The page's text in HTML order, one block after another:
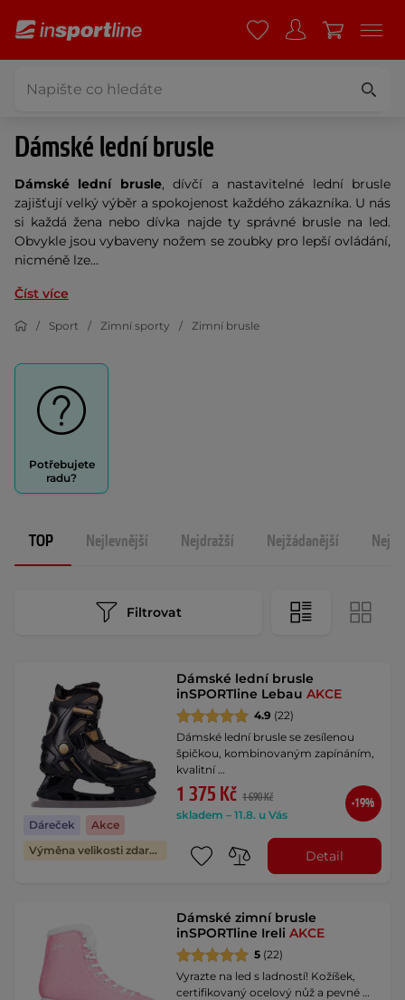
Dámské lední brusle
Dámské lední brusle, dívčí a nastavitelné lední brusle
zajišťují velký výběr a spokojenost každého zákazníka. U nás
si každá žena nebo dívka najde ty správné brusle na led.
Obvykle jsou vybaveny nožem se zoubky pro lepší ovládání,
nicméně lze...
Číst více
Sport Zimní sporty Zimní brusle
Potřebujete
radu?
TOP Nejlevnější Nejdražší Nejžádanější
Filtrovat
Dáreček
Akce
Výměna velikosti zdarma
Dámské lední brusle
inSPORTline LebauAKCE
4.9 (22)
Dámské lední brusle se zesílenou
špičkou, kombinovaným zapínáním,
kvalitní …
1 375 Kč 1 690 Kč
skladem – 11.8. u Vás
-19%
Detail
Dámské zimní brusle
inSPORTline IreliAKCE
5 (22)
Vyrazte na led s ladností! Kožíšek,
certifikovaný ocelový nůž a pevné …